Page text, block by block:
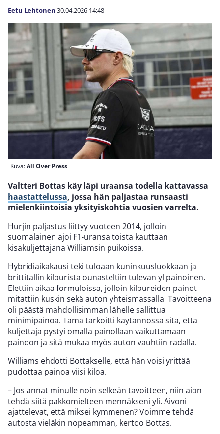
Eetu Lehtonen 30.04.2026 14:48
Kuva:All Over Press
Valtteri Bottas käy läpi uraansa todella kattavassa
haastattelussa, jossa hän paljastaa runsaasti
mielenkiintoisia yksityiskohtia vuosien varrelta.
Hurjin paljastus liittyy vuoteen 2014, jolloin
suomalainen ajoi F1-uransa toista kauttaan
kisakuljettajana Williamsin puikoissa.
Hybridiaikakausi teki tuloaan kuninkuusluokkaan ja
brittitallin kilpurista ounasteltiin tulevan ylipainoinen.
Elettiin aikaa formuloissa, jolloin kilpureiden painot
mitattiin kuskin sekä auton yhteismassalla. Tavoitteena
oli päästä mahdollisimman lähelle sallittua
minimipainoa. Tämä tarkoitti käytännössä sitä, että
kuljettaja pystyi omalla painollaan vaikuttamaan
painoon ja sitä mukaa myös auton vauhtiin radalla.
Williams ehdotti Bottakselle, että hän voisi yrittää
pudottaa painoa viisi kiloa.
– Jos annat minulle noin selkeän tavoitteen, niin aion
tehdä siitä pakkomielteen mennäkseni yli. Aivoni
ajattelevat, että miksei kymmenen? Voimme tehdä
autosta vieläkin nopeamman, kertoo Bottas.